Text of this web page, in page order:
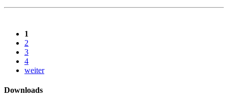
1
2
3
4
weiter
Downloads